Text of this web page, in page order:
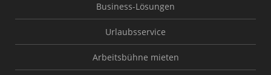
Business-Lösungen
Urlaubsservice
Arbeitsbühne mieten